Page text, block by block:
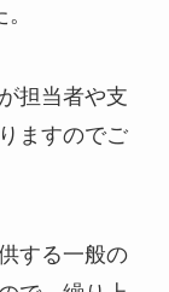
担当者や支
ますのでご
する一般の